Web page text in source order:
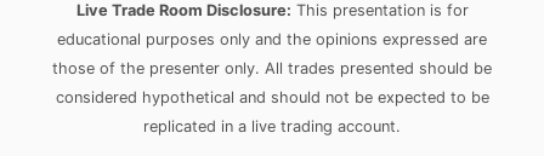
Live Trade Room Disclosure: This presentation is for
educational purposes only and the opinions expressed are
those of the presenter only. All trades presented should be
considered hypothetical and should not be expected to be
replicated in a live trading account.